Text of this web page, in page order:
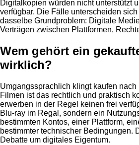
Digitalkopien würden nicht unterstützt
verfügbar. Die Fälle unterscheiden
dasselbe Grundproblem: Digitale
Verträgen zwischen Plattformen,
Wem gehört ein
wirklich?
Umgangssprachlich klingt kaufen
Filmen ist das rechtlich und praktisch
erwerben in der Regel keinen frei
Blu-ray im Regal, sondern ein
bestimmten Kontos, einer Plattform,
bestimmter technischer Bedingungen.
Debatte um digitales Eigentum.